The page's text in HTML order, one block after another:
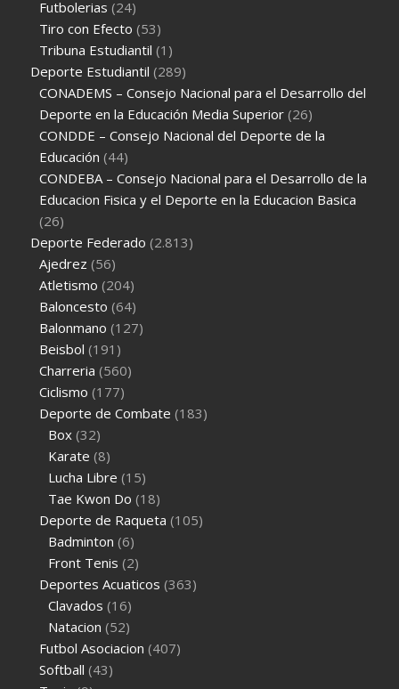
Futbolerias (24)
Tiro con Efecto (53)
Tribuna Estudiantil (1)
Deporte Estudiantil (289)
CONADEMS – Consejo Nacional para el Desarrollo del
Deporte en la Educación Media Superior (26)
CONDDE – Consejo Nacional del Deporte de la
Educación (44)
CONDEBA – Consejo Nacional para el Desarrollo de la
Educacion Fisica y el Deporte en la Educacion Basica
(26)
Deporte Federado (2.813)
Ajedrez (56)
Atletismo (204)
Baloncesto (64)
Balonmano (127)
Beisbol (191)
Charreria (560)
Ciclismo (177)
Deporte de Combate (183)
Box (32)
Karate (8)
Lucha Libre (15)
Tae Kwon Do (18)
Deporte de Raqueta (105)
Badminton (6)
Front Tenis (2)
Deportes Acuaticos (363)
Clavados (16)
Natacion (52)
Futbol Asociacion (407)
Softball (43)